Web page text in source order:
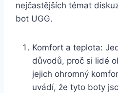
nejčastějších témat
bot UGG.
Komfort ⁤a teplota:
důvodů, proč ‍si lidé
jejich ohromný
uvádí,​ že tyto⁤ boty‌